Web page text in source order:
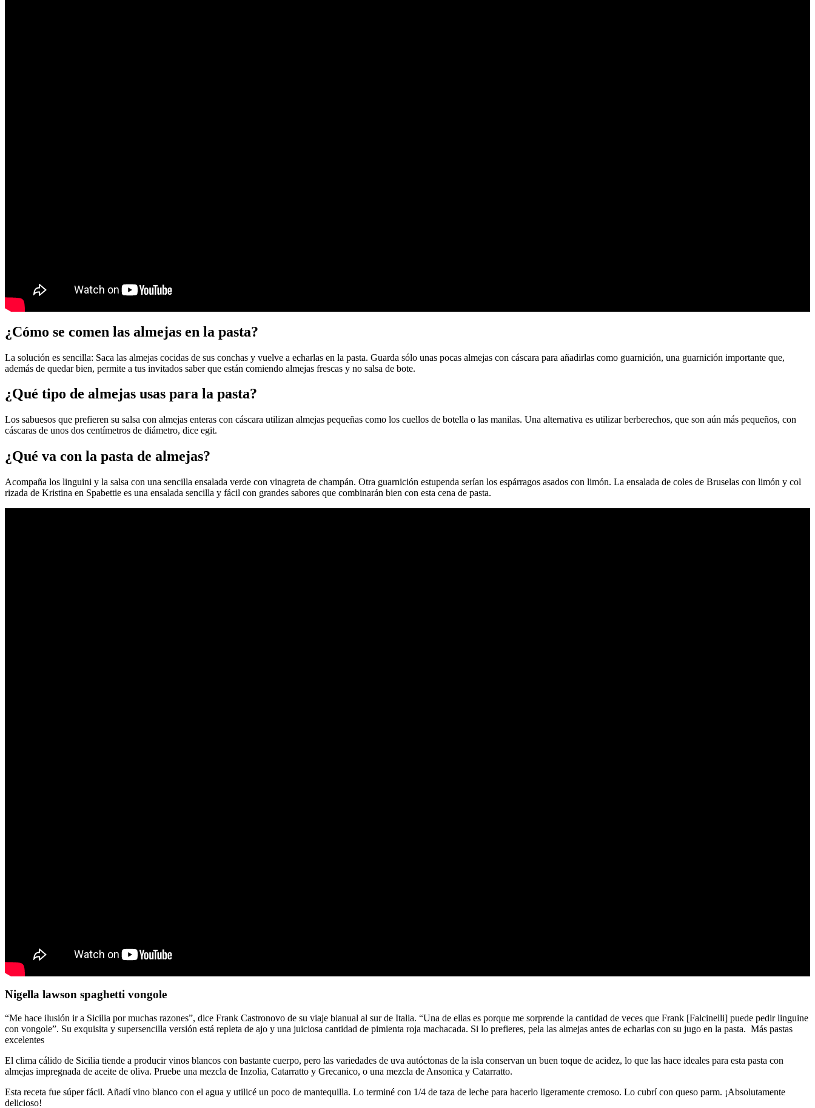
¿Cómo se comen las almejas en la pasta?
La solución es sencilla: Saca las almejas cocidas de sus conchas y vuelve a echarlas en la pasta. Guarda sólo unas pocas almejas con cáscara para añadirlas como guarnición, una guarnición importante que,
además de quedar bien, permite a tus invitados saber que están comiendo almejas frescas y no salsa de bote.
¿Qué tipo de almejas usas para la pasta?
Los sabuesos que prefieren su salsa con almejas enteras con cáscara utilizan almejas pequeñas como los cuellos de botella o las manilas. Una alternativa es utilizar berberechos, que son aún más pequeños, con
cáscaras de unos dos centímetros de diámetro, dice egit.
¿Qué va con la pasta de almejas?
Acompaña los linguini y la salsa con una sencilla ensalada verde con vinagreta de champán. Otra guarnición estupenda serían los espárragos asados con limón. La ensalada de coles de Bruselas con limón y col
rizada de Kristina en Spabettie es una ensalada sencilla y fácil con grandes sabores que combinarán bien con esta cena de pasta.
Nigella lawson spaghetti vongole
“Me hace ilusión ir a Sicilia por muchas razones”, dice Frank Castronovo de su viaje bianual al sur de Italia. “Una de ellas es porque me sorprende la cantidad de veces que Frank [Falcinelli] puede pedir linguine
con vongole”. Su exquisita y supersencilla versión está repleta de ajo y una juiciosa cantidad de pimienta roja machacada. Si lo prefieres, pela las almejas antes de echarlas con su jugo en la pasta. Más pastas
excelentes
El clima cálido de Sicilia tiende a producir vinos blancos con bastante cuerpo, pero las variedades de uva autóctonas de la isla conservan un buen toque de acidez, lo que las hace ideales para esta pasta con
almejas impregnada de aceite de oliva. Pruebe una mezcla de Inzolia, Catarratto y Grecanico, o una mezcla de Ansonica y Catarratto.
Esta receta fue súper fácil. Añadí vino blanco con el agua y utilicé un poco de mantequilla. Lo terminé con 1/4 de taza de leche para hacerlo ligeramente cremoso. Lo cubrí con queso parm. ¡Absolutamente
delicioso!